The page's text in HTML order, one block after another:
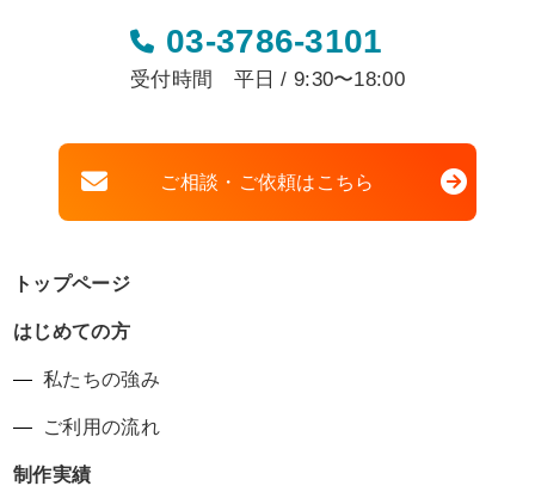
03-3786-3101
受付時間 平日 / 9:30〜18:00
ご相談・ご依頼はこちら
トップページ
はじめての方
私たちの強み
ご利用の流れ
制作実績